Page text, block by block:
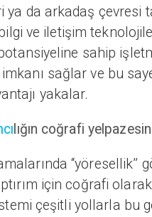
ya da arkadaş çevresi
ve iletişim
sahip
sağlar ve bu
yakalar.
lığın coğrafi
‘‘yöresellik’’
için coğrafi
çeşitli yollarla bu